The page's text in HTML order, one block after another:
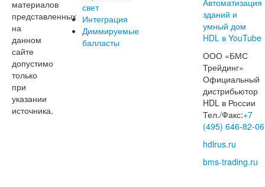
материалов
представленных
на
данном
сайте
допустимо
только
при
указании
источника.
свет
Интеграция
Диммируемые
балласты
ООО «БМС
Трейдинг»
Официальный
дистрибьютор
HDL в России
Тел./Факс:+7
(495) 646-82-06
hdlrus.ru
bms-trading.ru